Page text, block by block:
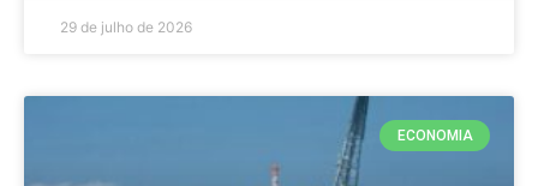
29 de julho de 2026
ECONOMIA